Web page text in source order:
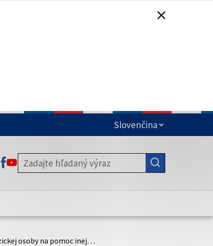
Zabezpečená stránka vždy začína
webového sídla.
SA OTVORÍ NA NOVEJ KARTE
ODKAZ SA OTVORÍ NA NOVEJ KARTE
ODKAZ SA OTVORÍ NA NOVEJ KARTE
osoby na pomoc inej…